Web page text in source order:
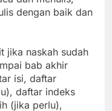
dengan baik dan
jika naskah sudah
bab akhir
isi, daftar
daftar indeks
(jika perlu),